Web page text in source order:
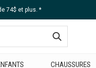
74$ et plus. *
CHAUSSURES